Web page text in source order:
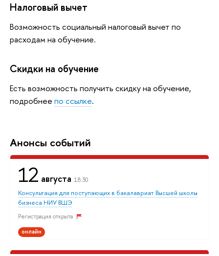
Налоговый вычет
Возможность социальный налоговый вычет по
расходам на обучение.
Скидки на обучение
Есть возможность получить скидку на обучение,
подробнее по ссылке.
Анонсы событий
12 августа 18:30
Консультация для поступающих в бакалавриат Высшей школы
бизнеса НИУ ВШЭ
Регистрация открыта
онлайн